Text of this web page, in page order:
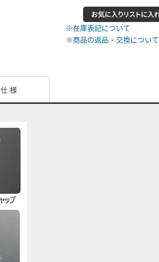
※在庫表記について
※商品の返品・交換について
仕 様